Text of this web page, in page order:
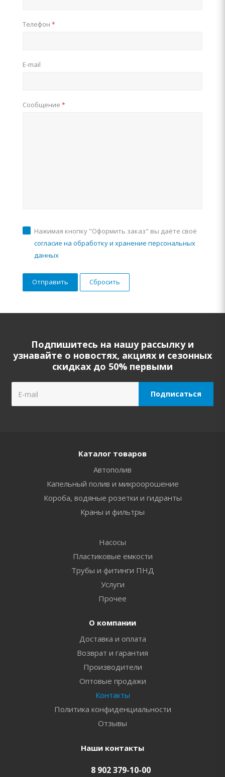
Телефон *
E-mail
Сообщение *
Нажимая кнопку "Оформить заказ" вы даёте своё
согласие на обработку и хранение персональных
данных
Сбросить
Подпишитесь на нашу рассылку и
узнавайте о новостях, акциях и сезонных
скидках до 50% первыми
Каталог товаров
Автополив
Капельный полив и микроорошение
Короба, водяные розетки и гидранты
Краны и фильтры
Насосы
Пластиковые емкости
Трубы и фитинги ПНД
Услуги
Прочее
О компании
Доставка и оплата
Возврат и гарантия
Производители
Оптовые продажи
Контакты
Политика конфиденциальности
Отзывы
Наши контакты
8 902 379-10-00